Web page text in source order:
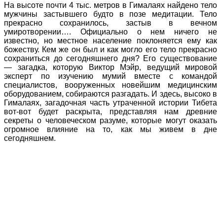
На высоте почти 4 тыс. метров в Гималаях найдено тело
мужчины застывшего будто в позе медитации. Тело
прекрасно сохранилось, застыв в вечном
умиротворении…. Официально о нем ничего не
известно, но местное население поклоняется ему как
божеству. Кем же он был и как могло его тело прекрасно
сохраниться до сегодняшнего дня? Его существование
— загадка, которую Виктор Мэйр, ведущий мировой
эксперт по изучению мумий вместе с командой
специалистов, вооруженных новейшим медицинским
оборудованием, собираются разгадать. И здесь, высоко в
Гималаях, загадочная часть утраченной истории Тибета
вот-вот будет раскрыта, представляя нам древние
секреты о человеческом разуме, которые могут оказать
огромное влияние на то, как мы живем в дне
сегодняшнем.